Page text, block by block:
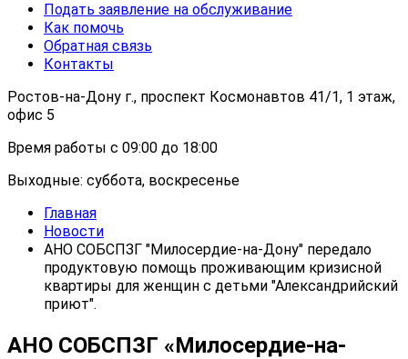
Подать заявление на обслуживание
Как помочь
Обратная связь
Контакты
Ростов-на-Дону г., проспект Космонавтов 41/1, 1 этаж,
офис 5
Время работы с 09:00 до 18:00
Выходные: суббота, воскресенье
Главная
Новости
АНО СОБСПЗГ "Милосердие-на-Дону" передало
продуктовую помощь проживающим кризисной
квартиры для женщин с детьми "Александрийский
приют".
АНО СОБСПЗГ «Милосердие-на-